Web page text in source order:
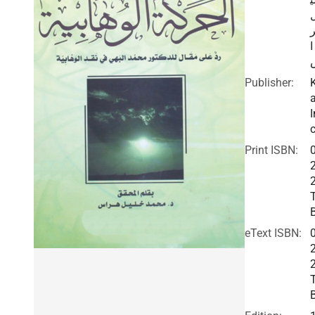
ا
Publisher:
Print ISBN:
eText ISBN: